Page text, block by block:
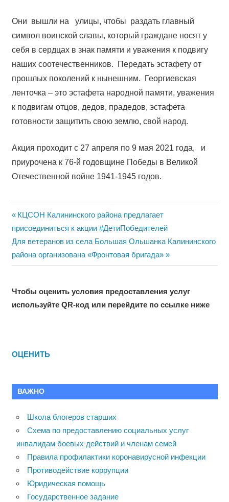
Они вышли на улицы, чтобы раздать главный
символ воинской славы, который граждане носят у
себя в сердцах в знак памяти и уважения к подвигу
наших соотечественников. Передать эстафету от
прошлых поколений к нынешним. Георгиевская
ленточка – это эстафета народной памяти, уважения
к подвигам отцов, дедов, прадедов, эстафета
готовности защитить свою землю, свой народ.
Акция проходит с 27 апреля по 9 мая 2021 года, и
приурочена к 76-й годовщине Победы в Великой
Отечественной войне 1941-1945 годов.
Навигация
по
записям
Previous
Post:
КЦСОН Калининского района предлагает
присоединиться к акции #ДетиПобедителей
Next
Post:
Для ветеранов из села Большая Ольшанка Калининского
района организована «Фронтовая бригада»
Чтобы оценить условия предоставления услуг
используйте QR-код или перейдите по ссылке ниже
ОЦЕНИТЬ
ВАЖНО
Школа блогеров старших
Схема по предоставлению социальных услуг
инвалидам боевых действий и членам семей
Правила профилактики коронавирусной инфекции
Противодействие коррупции
Юридическая помощь
Государственное задание